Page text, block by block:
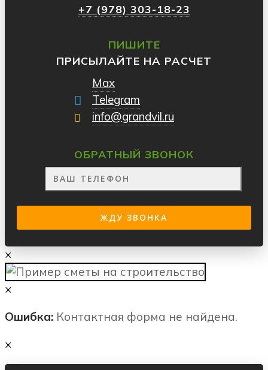
+7 (978) 303-18-23
ПИШИТЕ
ПРИСЫЛАЙТЕ НА РАСЧЕТ
Max
Telegram
info@grandvil.ru
ОБРАТНЫЙ ЗВОНОК
×
×
Ошибка: Контактная форма не найдена.
×